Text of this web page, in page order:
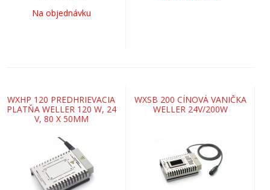
Na objednávku
WXHP 120 PREDHRIEVACIA
PLATŇA WELLER 120 W, 24
V, 80 X 50MM
WXSB 200 CÍNOVÁ VANIČKA
WELLER 24V/200W